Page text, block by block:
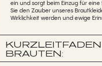
ein und sorgt beim Einzug für eine
Sie den Zauber unseres
Wirklichkeit werden und ewige
BRAUTEN: